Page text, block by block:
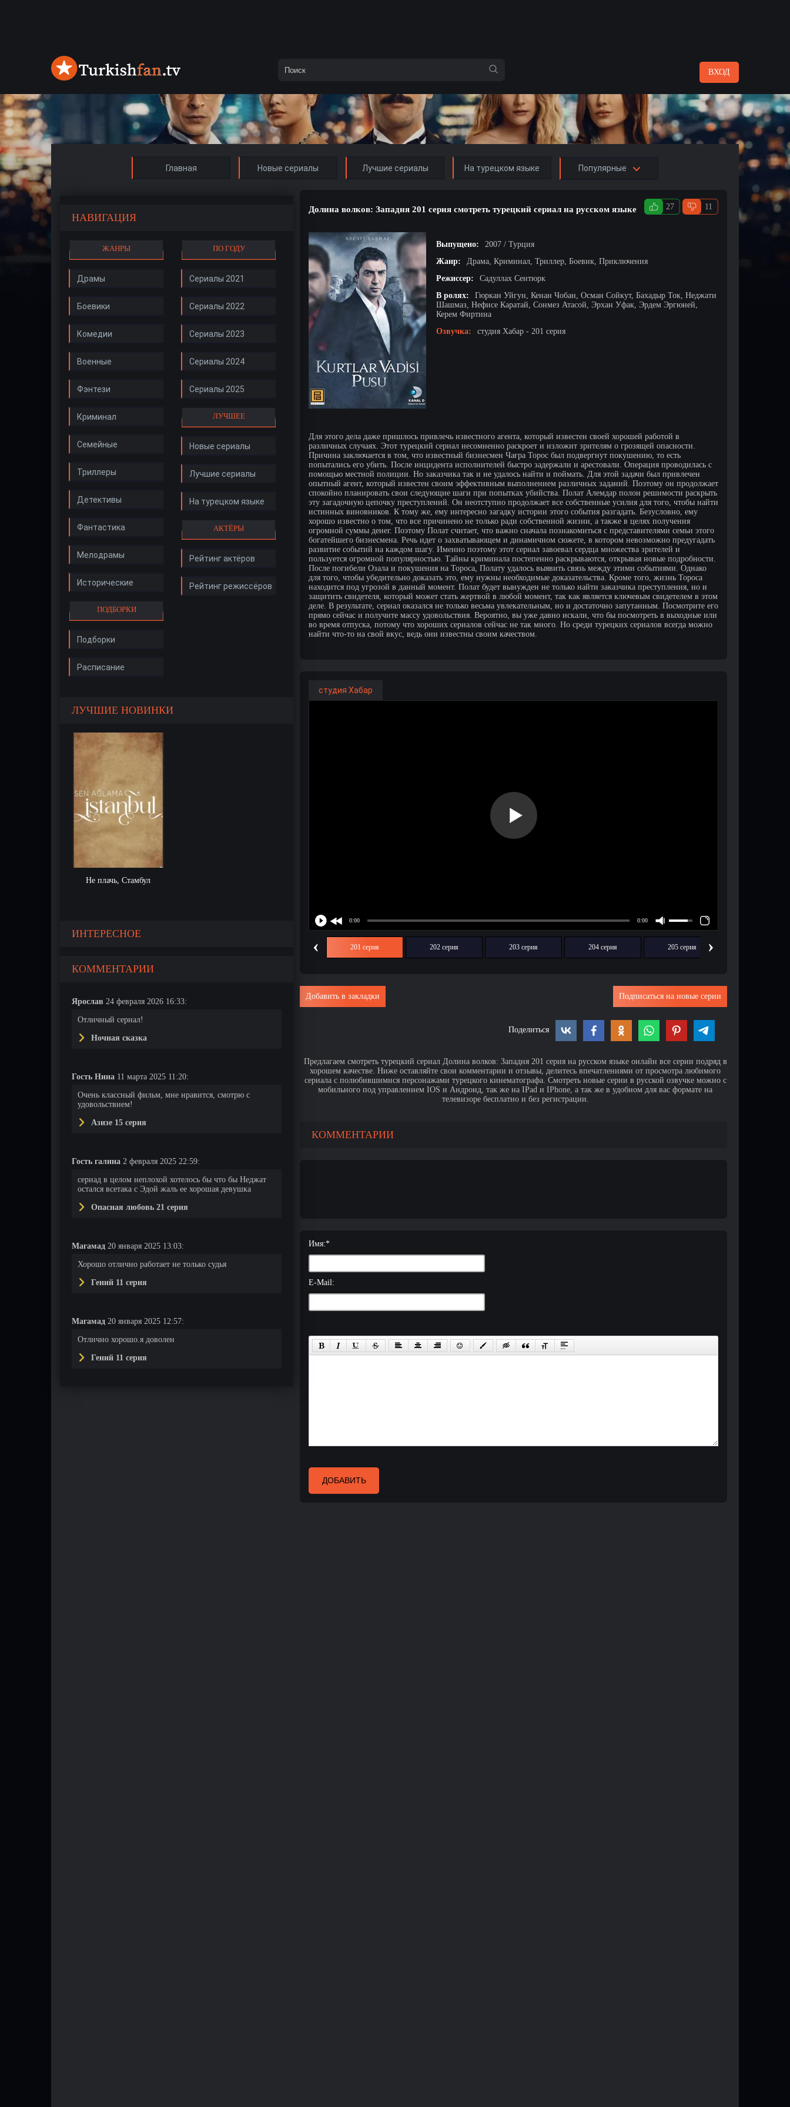
ВХОД
Главная Новые сериалы Лучшие сериалы На турецком языке Популярные
НАВИГАЦИЯ
ЖАНРЫ
Драмы
Боевики
Комедии
Военные
Фэнтези
Криминал
Семейные
Триллеры
Детективы
Фантастика
Мелодрамы
Исторические
ПОДБОРКИ
Подборки
Расписание
ПО ГОДУ
Сериалы 2021
Сериалы 2022
Сериалы 2023
Сериалы 2024
Сериалы 2025
ЛУЧШЕЕ
Новые сериалы
Лучшие сериалы
На турецком языке
АКТЁРЫ
Рейтинг актёров
Рейтинг режиссёров
ЛУЧШИЕ НОВИНКИ
Не плачь, Стамбул
ИНТЕРЕСНОЕ
КОММЕНТАРИИ
Ярослав 24 февраля 2026 16:33:
Отличный сериал!
Ночная сказка
Гость Нина 11 марта 2025 11:20:
Очень классный фильм, мне нравится, смотрю с
удовольствием!
Азизе 15 серия
Гость галина 2 февраля 2025 22:59:
сериад в целом неплохой хотелось бы что бы Неджат
остался всетака с Эдой жаль ее хорошая девушка
Опасная любовь 21 серия
Магамад 20 января 2025 13:03:
Хорошо отлично работает не только судья
Гений 11 серия
Магамад 20 января 2025 12:57:
Отлично хорошо.я доволен
Гений 11 серия
Долина волков: Западня 201 серия смотреть турецкий сериал на русском языке 27 11
Выпущено:
2007 / Турция
Жанр:
Драма, Криминал, Триллер, Боевик, Приключения
Режиссер:
Садуллах Сентюрк
В ролях:
Гюркан Уйгун, Кенан Чобан, Осман Сойкут, Бахадыр Ток, Неджати
Шашмаз, Нефисе Каратай, Сонмез Атасой, Эрхан Уфак, Эрдем Эргюней,
Керем Фиртина
Озвучка:
студия Хабар - 201 серия
Для этого дела даже пришлось привлечь известного агента, который известен своей хорошей работой в
различных случаях. Этот турецкий сериал несомненно раскроет и изложит зрителям о грозящей опасности.
Причина заключается в том, что известный бизнесмен Чағра Торос был подвергнут покушению, то есть
попытались его убить. После инцидента исполнителей быстро задержали и арестовали. Операция проводилась с
помощью местной полиции. Но заказчика так и не удалось найти и поймать. Для этой задачи был привлечен
опытный агент, который известен своим эффективным выполнением различных заданий. Поэтому он продолжает
спокойно планировать свои следующие шаги при попытках убийства. Полат Алемдар полон решимости раскрыть
эту загадочную цепочку преступлений. Он неотступно продолжает все собственные усилия для того, чтобы найти
истинных виновников. К тому же, ему интересно загадку истории этого события разгадать. Безусловно, ему
хорошо известно о том, что все причинено не только ради собственной жизни, а также в целях получения
огромной суммы денег. Поэтому Полат считает, что важно сначала познакомиться с представителями семьи этого
богатейшего бизнесмена. Речь идет о захватывающем и динамичном сюжете, в котором невозможно предугадать
развитие событий на каждом шагу. Именно поэтому этот сериал завоевал сердца множества зрителей и
пользуется огромной популярностью. Тайны криминала постепенно раскрываются, открывая новые подробности.
После погибели Озала и покушения на Тороса, Полату удалось выявить связь между этими событиями. Однако
для того, чтобы убедительно доказать это, ему нужны необходимые доказательства. Кроме того, жизнь Тороса
находится под угрозой в данный момент. Полат будет вынужден не только найти заказчика преступления, но и
защитить свидетеля, который может стать жертвой в любой момент, так как является ключевым свидетелем в этом
деле. В результате, сериал оказался не только весьма увлекательным, но и достаточно запутанным. Посмотрите его
прямо сейчас и получите массу удовольствия. Вероятно, вы уже давно искали, что бы посмотреть в выходные или
во время отпуска, потому что хороших сериалов сейчас не так много. Но среди турецких сериалов всегда можно
найти что-то на свой вкус, ведь они известны своим качеством.
студия Хабар
‹ 201 серия 202 серия 203 серия 204 серия 205 серия ›
Подписаться на новые серии
Добавить в закладки
Поделиться
Предлагаем смотреть турецкий сериал Долина волков: Западня 201 серия на русском языке онлайн все серии подряд в
хорошем качестве. Ниже оставляйте свои комментарии и отзывы, делитесь впечатлениями от просмотра любимого
сериала с полюбившимися персонажами турецкого кинематографа. Смотреть новые серии в русской озвучке можно с
мобильного под управлением IOS и Андроид, так же на IPad и IPhone, а так же в удобном для вас формате на
телевизоре бесплатно и без регистрации.
КОММЕНТАРИИ
Имя:*
E-Mail:
ДОБАВИТЬ